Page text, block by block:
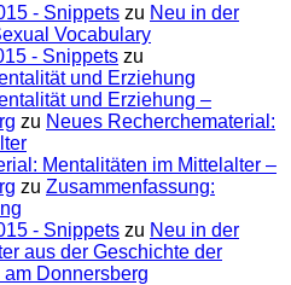
- Snippets zu Neu in der
Vocabulary
- Snippets zu
und Erziehung
und Erziehung –
zu Neues Recherchematerial:
Mentalitäten im Mittelalter –
zu Zusammenfassung:
- Snippets zu Neu in der
aus der Geschichte der
Donnersberg